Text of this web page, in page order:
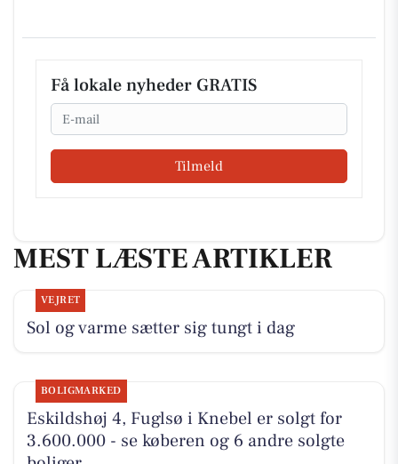
Få lokale nyheder GRATIS
Email
Tilmeld
MEST LÆSTE ARTIKLER
VEJRET
Sol og varme sætter sig tungt i dag
BOLIGMARKED
Eskildshøj 4, Fuglsø i Knebel er solgt for
3.600.000 - se køberen og 6 andre solgte